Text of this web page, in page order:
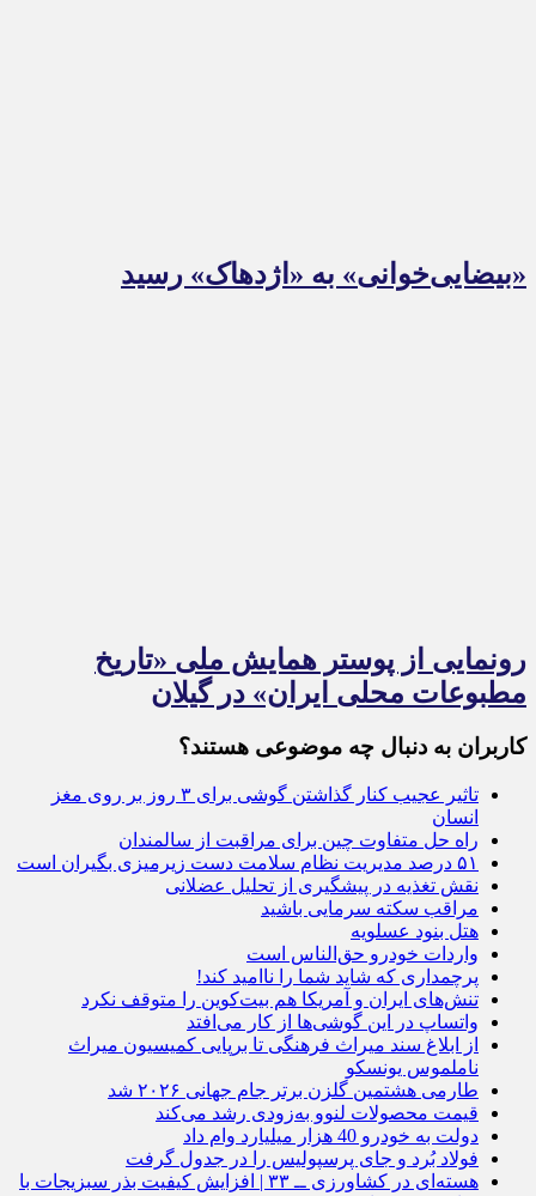
«بیضایی‌خوانی» به «اژدهاک» رسید
رونمایی از پوستر همایش ملی «تاریخ
مطبوعات محلی ایران» در گیلان
کاربران به دنبال چه موضوعی هستند؟
تاثیر عجیب کنار گذاشتن گوشی برای ۳ روز بر روی مغز
انسان
راه حل متفاوت چین برای مراقبت از سالمندان
۵۱ درصد مدیریت نظام سلامت دست زیرمیزی بگیران است
نقش تغذیه در پیشگیری از تحلیل عضلانی
مراقب سکته سرمایی باشید
هتل بنود عسلویه
واردات خودرو حق‌الناس است
پرچمداری که شاید شما را ناامید کند!
تنش‌های ایران و آمریکا هم بیت‌کوین را متوقف نکرد
واتساپ در این گوشی‌ها از کار می‌افتد
از ابلاغ سند میراث فرهنگی تا برپایی کمیسیون میراث
ناملموس یونسکو
طارمی هشتمین گلزن برتر جام جهانی ۲۰۲۶ شد
قیمت محصولات لنوو به‌زودی رشد می‌کند
دولت به خودرو 40 هزار میلیارد وام داد
فولاد بُرد و جای پرسپولیس را در جدول گرفت
هسته‌ای در کشاورزی ــ ۳۳ | افزایش کیفیت بذر سبزیجات با